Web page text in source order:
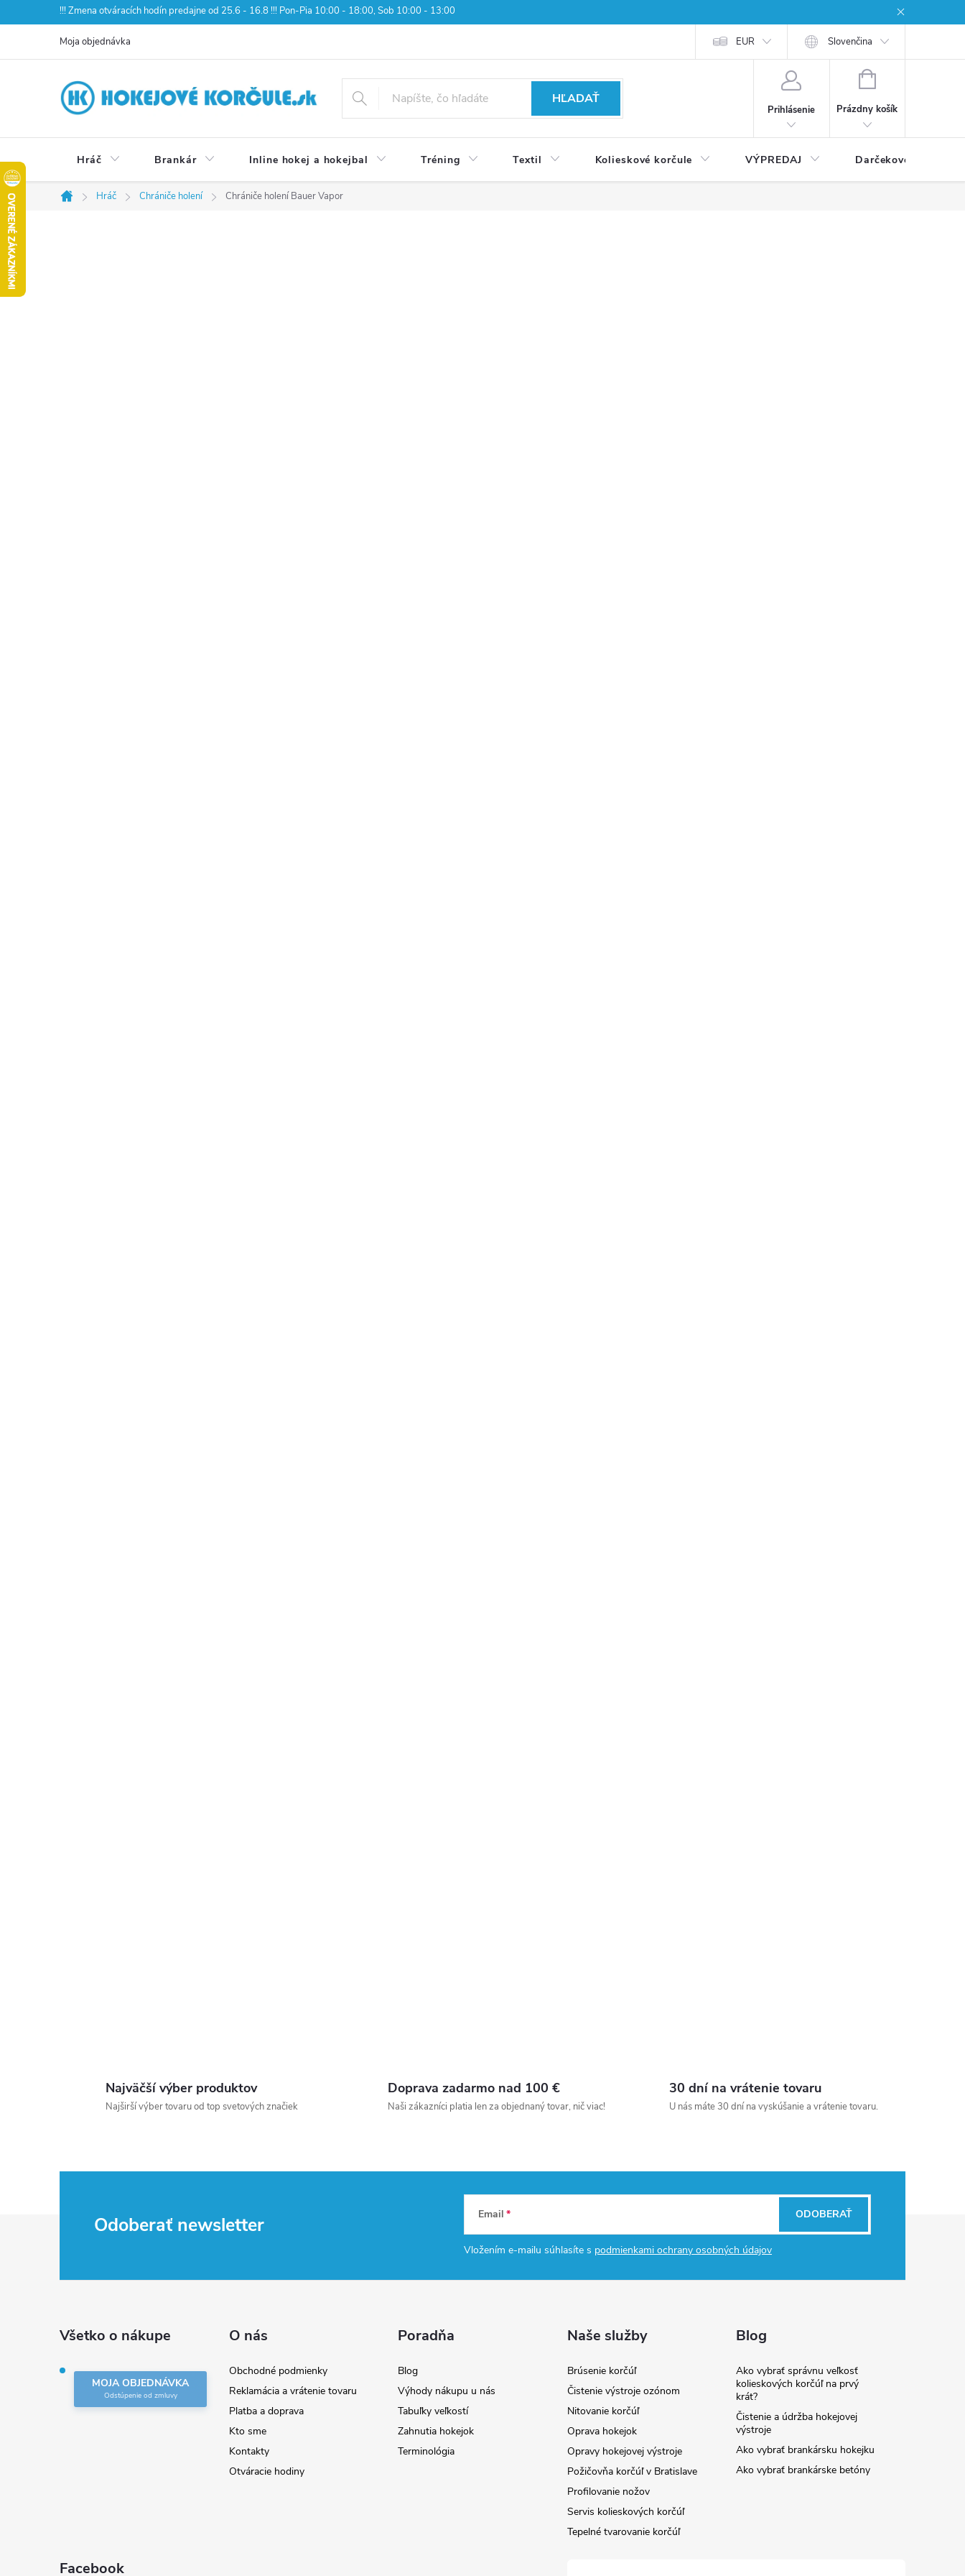
na
!!! Zmena otváracích hodín predajne od 25.6 - 16.8 !!! Pon-Pia 10:00 - 18:00, Sob 10:00 - 13:00
Moja objednávka EUR Slovenčina
HĽADAŤ
Prihlásenie
NÁKUPNÝ
Prázdny košík
Hráč Brankár Inline hokej a hokejbal Tréning Textil Kolieskové korčule VÝPREDAJ Darčekové poukážky
Domov
Hráč Chrániče holení Chrániče holení Bauer Vapor
Najväčší výber produktov
Najširší výber tovaru od top svetových značiek
Doprava zadarmo nad 100 €
Naši zákazníci platia len za objednaný tovar, nič viac!
30 dní na vrátenie tovaru
U nás máte 30 dní na vyskúšanie a vrátenie tovaru.
Odoberať newsletter Email
Vložením e-mailu súhlasíte s podmienkami ochrany osobných údajov
ODOBERAŤ
Všetko o nákupe
MOJA OBJEDNÁVKA
O nás
Obchodné podmienky
Reklamácia a vrátenie tovaru
Platba a doprava
Kto sme
Kontakty
Otváracie hodiny
Poradňa
Blog
Výhody nákupu u nás
Tabuľky veľkostí
Zahnutia hokejok
Terminológia
Naše služby
Brúsenie korčúľ
Čistenie výstroje ozónom
Nitovanie korčúľ
Oprava hokejok
Opravy hokejovej výstroje
Požičovňa korčúľ v Bratislave
Profilovanie nožov
Servis kolieskových korčúľ
Tepelné tvarovanie korčúľ
Blog
Ako vybrať správnu veľkosť
kolieskových korčúľ na prvý
krát?
Čistenie a údržba hokejovej
výstroje
Ako vybrať brankársku hokejku
Ako vybrať brankárske betóny
Facebook